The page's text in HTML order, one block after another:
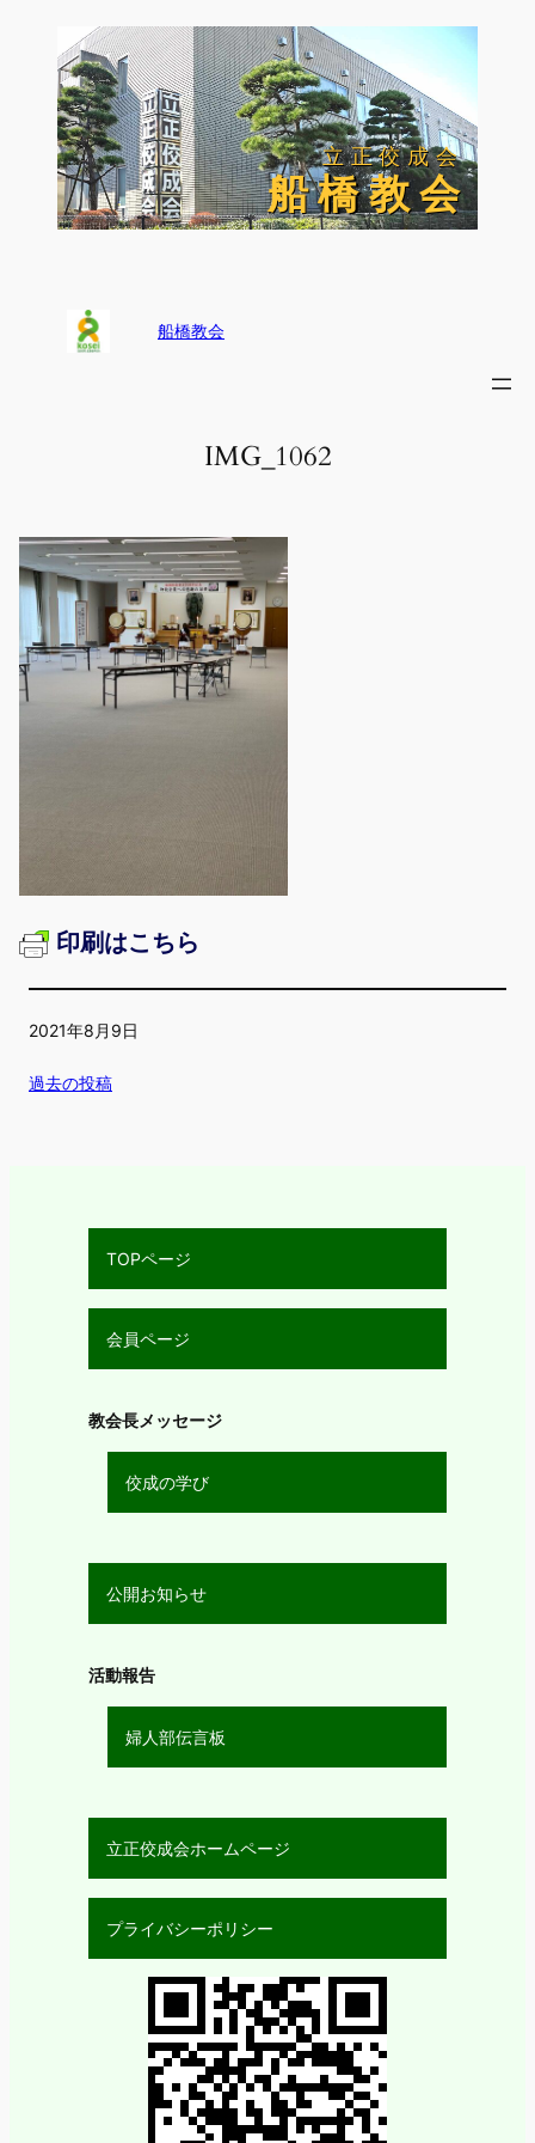
立正佼成会
立正佼成会
船 橋 教 会
船 橋 教 会
船橋教会
IMG_1062
印刷はこちら
2021年8月9日
過去の投稿
TOPページ
会員ページ
教会長メッセージ
佼成の学び
公開お知らせ
活動報告
婦人部伝言板
立正佼成会ホームページ
プライバシーポリシー